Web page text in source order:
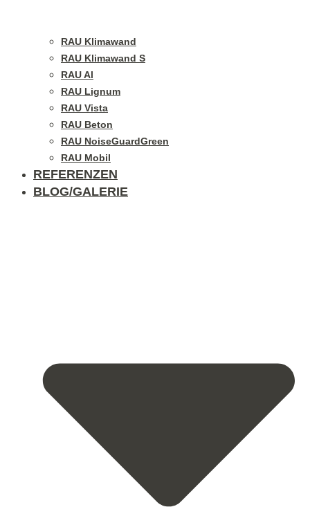
RAU Klimawand
RAU Klimawand S
RAU Al
RAU Lignum
RAU Vista
RAU Beton
RAU NoiseGuardGreen
RAU Mobil
REFERENZEN
BLOG/GALERIE